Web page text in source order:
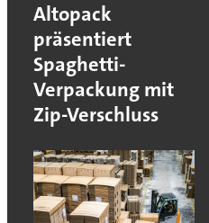
Altopack
präsentiert
Spaghetti-
Verpackung mit
Zip-Verschluss